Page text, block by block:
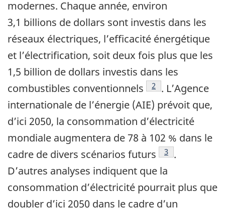
modernes. Chaque année, environ
3,1 billions de dollars sont investis dans les
réseaux électriques, l’efficacité énergétique
et l’électrification, soit deux fois plus que les
1,5 billion de dollars investis dans les
combustibles conventionnels
Footnote
2
. L’Agence
internationale de l’énergie (AIE) prévoit que,
d’ici 2050, la consommation d’électricité
mondiale augmentera de 78 à 102 % dans le
cadre de divers scénarios futurs
Footnote
3 .
D’autres analyses indiquent que la
consommation d’électricité pourrait plus que
doubler d’ici 2050 dans le cadre d’un